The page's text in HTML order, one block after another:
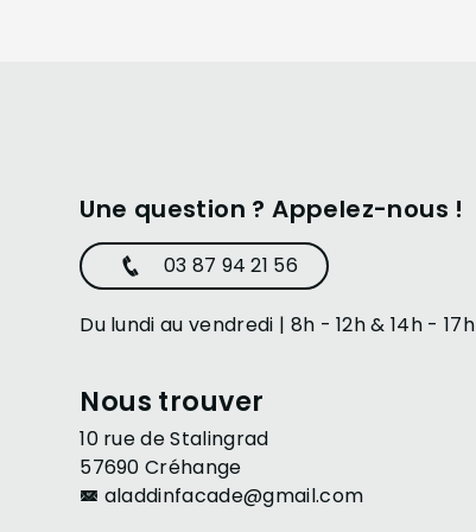
Une question ? Appelez-nous !
03 87 94 21 56
Du lundi au vendredi | 8h - 12h & 14h - 17h
Nous trouver
10 rue de Stalingrad
57690 Créhange
aladdinfacade@gmail.com